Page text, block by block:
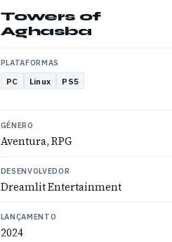
Towers of
Aghasba
PLATAFORMAS
PC Linux PS5
GÉNERO
Aventura, RPG
DESENVOLVEDOR
Dreamlit Entertainment
LANÇAMENTO
2024